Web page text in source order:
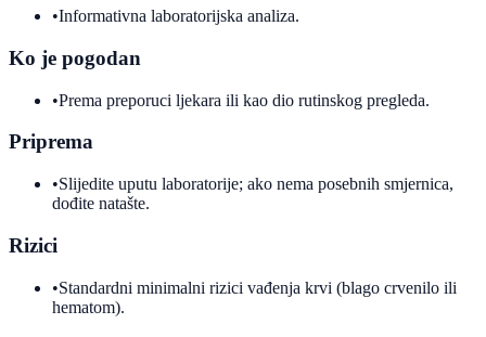
•Informativna laboratorijska analiza.
Ko je pogodan
•Prema preporuci ljekara ili kao dio rutinskog pregleda.
Priprema
•Slijedite uputu laboratorije; ako nema posebnih smjernica,
dođite natašte.
Rizici
•Standardni minimalni rizici vađenja krvi (blago crvenilo ili
hematom).